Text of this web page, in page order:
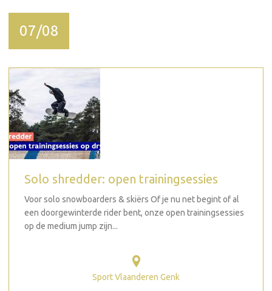
07/08
Solo shredder: open trainingsessies
Voor solo snowboarders & skiërs Of je nu net begint of al
een doorgewinterde rider bent, onze open trainingsessies
op de medium jump zijn...
Sport Vlaanderen Genk